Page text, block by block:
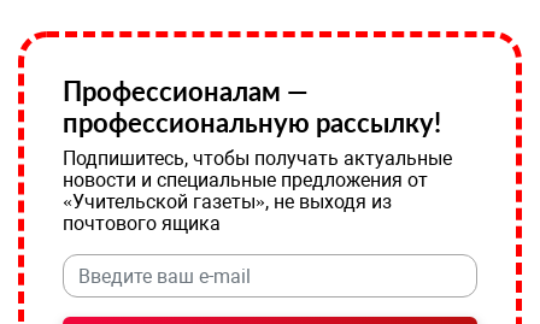
Профессионалам —
профессиональную рассылку!
Подпишитесь, чтобы получать актуальные
новости и специальные предложения от
«Учительской газеты», не выходя из
почтового ящика